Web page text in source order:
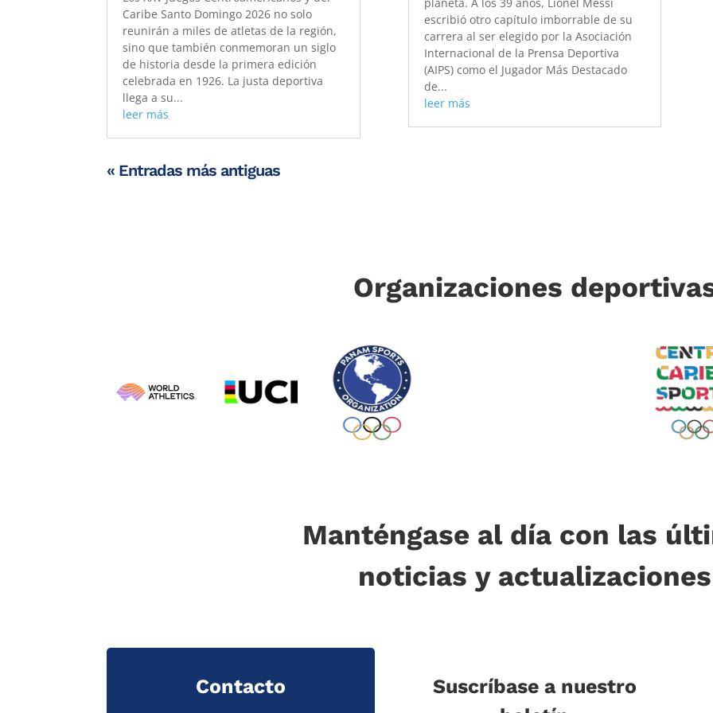
Caribe Santo Domingo 2026 no solo
reunirán a miles de atletas de la región,
sino que también conmemoran un siglo
de historia desde la primera edición
celebrada en 1926. La justa deportiva
llega a su...
leer más
planeta. A los 39 años, Lionel Messi
escribió otro capítulo imborrable de su
carrera al ser elegido por la Asociación
Internacional de la Prensa Deportiva
(AIPS) como el Jugador Más Destacado
de...
leer más
« Entradas más antiguas
Organizaciones
Manténgase al día con las
noticias y actualizaciones
Contacto
Suscríbase a nuestro